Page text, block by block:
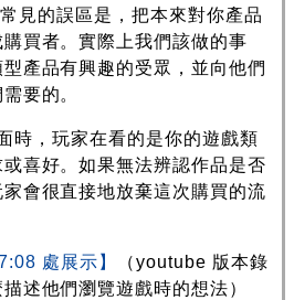
見的誤區是，把本來對你產品
買者。實際上我們該做的事
產品有興趣的受眾，並向他們
要的。
時，玩家在看的是你的遊戲類
喜好。如果無法辨認作品是否
會很直接地放棄這次購買的流
處展示】
（youtube 版本錄
述他們瀏覽遊戲時的想法）